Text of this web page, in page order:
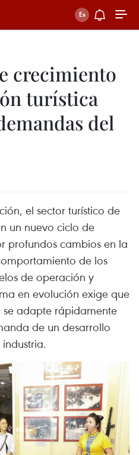
crecimiento
turística
del
el sector turístico de
un nuevo ciclo de
profundos cambios en la
de los
de operación y
en evolución exige que
adapte rápidamente
de un desarrollo